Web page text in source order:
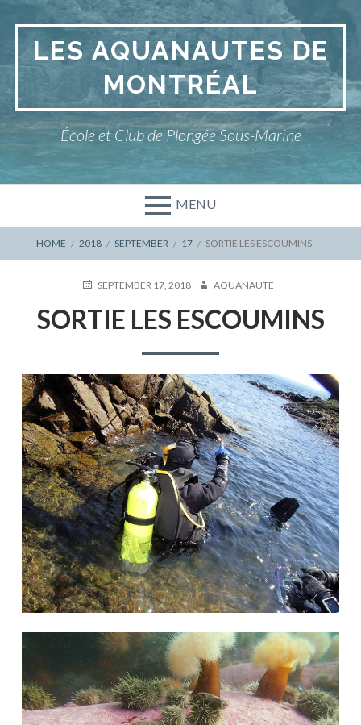
LES AQUANAUTES DE
MONTRÉAL
École et Club de Plongée Sous-Marine
MENU
BREADCRUMBS
HOME 2018 SEPTEMBER 17 SORTIE LES ESCOUMINS
POSTED
SEPTEMBER 17, 2018 AUTHOR
AQUANAUTE
SORTIE LES ESCOUMINS